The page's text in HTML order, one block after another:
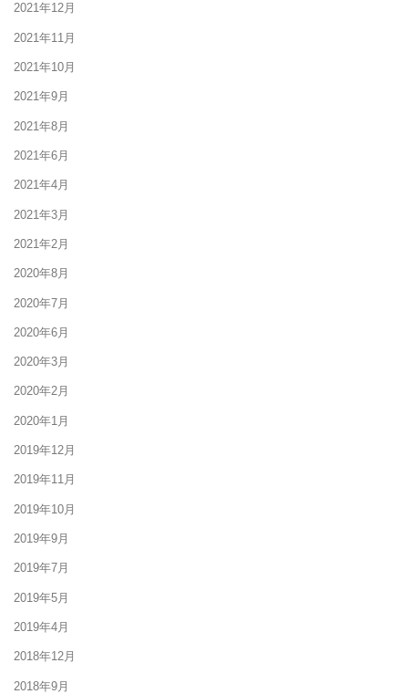
2021年12月
2021年11月
2021年10月
2021年9月
2021年8月
2021年6月
2021年4月
2021年3月
2021年2月
2020年8月
2020年7月
2020年6月
2020年3月
2020年2月
2020年1月
2019年12月
2019年11月
2019年10月
2019年9月
2019年7月
2019年5月
2019年4月
2018年12月
2018年9月